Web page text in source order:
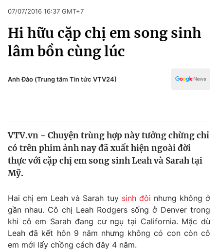
Chuyên mục
Chính trị
Thế giới
Tin tức
Thế giới đó đây
Câu chuyện quốc tế
Tài chính
Thị trường
Góc doanh nghiệp
Dữ liệu và đời sống
Truyền hình
Pháp luật
Kinh tế
Thể thao
Truyền hình
Y tế
07/07/2016 16:37 GMT+7
Hi hữu cặp chị em song sinh
lâm bồn cùng lúc
Anh Đào (Trung tâm Tin tức VTV24)
VTV.vn - Chuyện trùng hợp này tưởng chừng chỉ
có trên phim ảnh nay đã xuất hiện ngoài đời
thực với cặp chị em song sinh Leah và Sarah tại
Mỹ.
Hai chị em Leah và Sarah tuy sinh đôi nhưng không ở
gần nhau. Cô chị Leah Rodgers sống ở Denver trong
khi cô em Sarah đang cư ngụ tại California. Mặc dù
Leah đã kết hôn 9 năm nhưng không có con còn cô
em mới lấy chồng cách đây 4 năm.